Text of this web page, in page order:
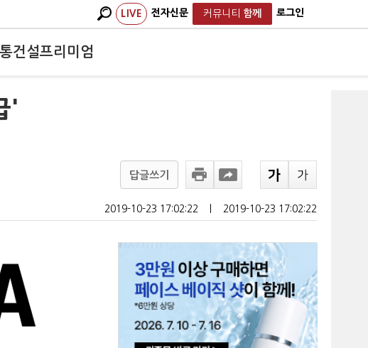
LIVE 전자신문 커뮤니티 함께 로그인
건설프리미엄
'
답글쓰기
2019-10-23 17:02:22 2019-10-23 17:02:22